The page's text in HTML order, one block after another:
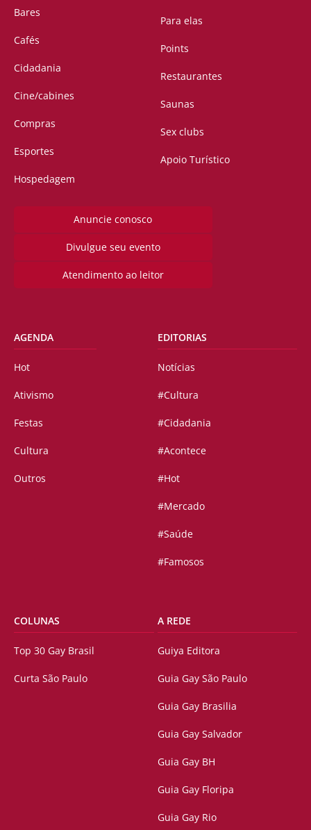
Bares
Cafés
Cidadania
Cine/cabines
Compras
Esportes
Hospedagem
Para elas
Points
Restaurantes
Saunas
Sex clubs
Apoio Turístico
Anuncie conosco
Divulgue seu evento
Atendimento ao leitor
AGENDA
Hot
Ativismo
Festas
Cultura
Outros
EDITORIAS
Notícias
#Cultura
#Cidadania
#Acontece
#Hot
#Mercado
#Saúde
#Famosos
COLUNAS
Top 30 Gay Brasil
Curta São Paulo
A REDE
Guiya Editora
Guia Gay São Paulo
Guia Gay Brasilia
Guia Gay Salvador
Guia Gay BH
Guia Gay Floripa
Guia Gay Rio